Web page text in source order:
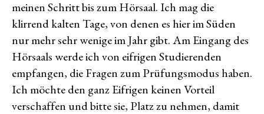
meinen Schritt bis zum Hörsaal. Ich mag die
klirrend kalten Tage, von denen es hier im Süden
nur mehr sehr wenige im Jahr gibt. Am Eingang des
Hörsaals werde ich von eifrigen Studierenden
empfangen, die Fragen zum Prüfungsmodus haben.
Ich möchte den ganz Eifrigen keinen Vorteil
verschaffen und bitte sie, Platz zu nehmen, damit